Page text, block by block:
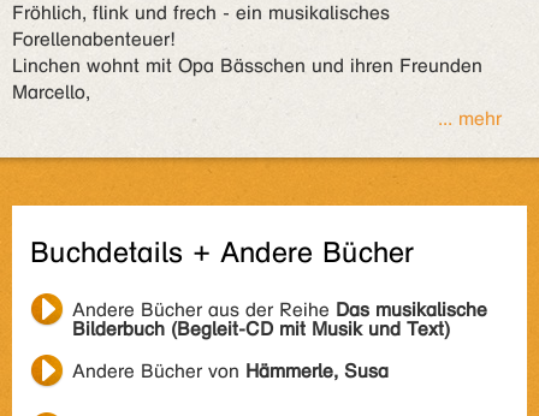
Fröhlich, flink und frech - ein musikalisches
Forellenabenteuer!
Linchen wohnt mit Opa Bässchen und ihren Freunden
Marcello,
... mehr
Buchdetails + Andere Bücher
Andere Bücher aus der Reihe Das musikalische
Bilderbuch (Begleit-CD mit Musik und Text)
Andere Bücher von Hämmerle, Susa